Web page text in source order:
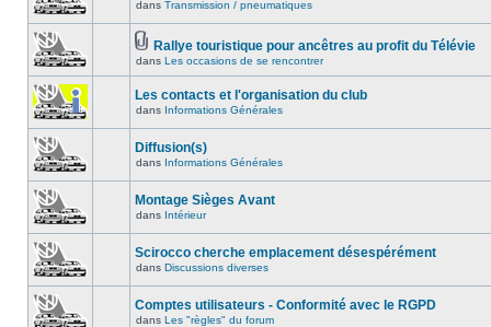
dans Transmission / pneumatiques
Rallye touristique pour ancêtres au profit du Télévie
dans Les occasions de se rencontrer
Les contacts et l'organisation du club
dans Informations Générales
Diffusion(s)
dans Informations Générales
Montage Sièges Avant
dans Intérieur
Scirocco cherche emplacement désespérément
dans Discussions diverses
Comptes utilisateurs - Conformité avec le RGPD
dans Les "règles" du forum